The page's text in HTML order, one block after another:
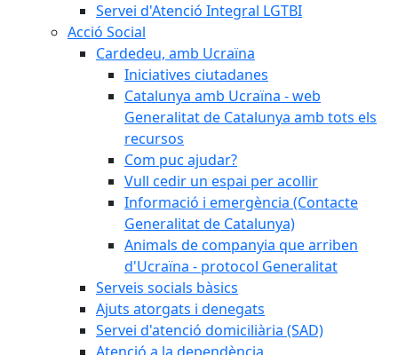
Servei d'Atenció Integral LGTBI
Acció Social
Cardedeu, amb Ucraïna
Iniciatives ciutadanes
Catalunya amb Ucraïna - web
Generalitat de Catalunya amb tots els
recursos
Com puc ajudar?
Vull cedir un espai per acollir
Informació i emergència (Contacte
Generalitat de Catalunya)
Animals de companyia que arriben
d'Ucraïna - protocol Generalitat
Serveis socials bàsics
Ajuts atorgats i denegats
Servei d'atenció domiciliària (SAD)